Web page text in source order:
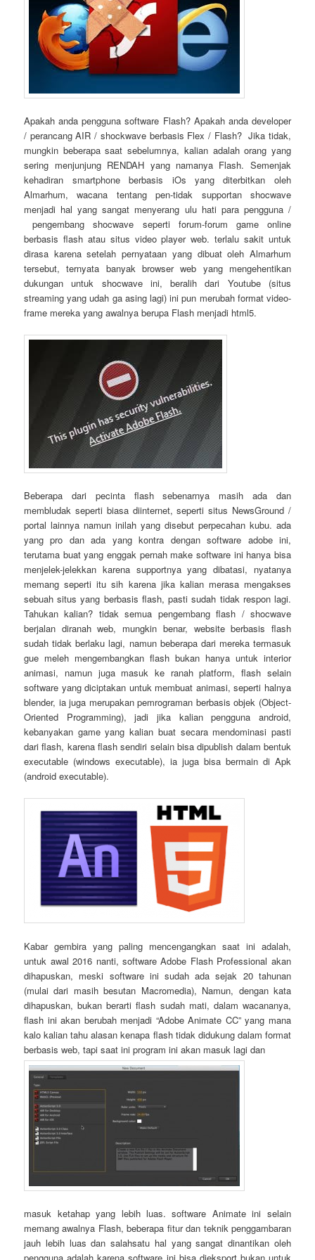
Apakah anda pengguna software Flash? Apakah anda developer
/ perancang AIR / shockwave berbasis Flex / Flash? Jika tidak,
mungkin beberapa saat sebelumnya, kalian adalah orang yang
sering menjunjung RENDAH yang namanya Flash. Semenjak
kehadiran smartphone berbasis iOs yang diterbitkan oleh
Almarhum, wacana tentang pen-tidak supportan shocwave
menjadi hal yang sangat menyerang ulu hati para pengguna /
pengembang shocwave seperti forum-forum game online
berbasis flash atau situs video player web. terlalu sakit untuk
dirasa karena setelah pernyataan yang dibuat oleh Almarhum
tersebut, ternyata banyak browser web yang mengehentikan
dukungan untuk shocwave ini, beralih dari Youtube (situs
streaming yang udah ga asing lagi) ini pun merubah format video-
frame mereka yang awalnya berupa Flash menjadi html5.
Beberapa dari pecinta flash sebenarnya masih ada dan
membludak seperti biasa diinternet, seperti situs NewsGround /
portal lainnya namun inilah yang disebut perpecahan kubu. ada
yang pro dan ada yang kontra dengan software adobe ini,
terutama buat yang enggak pernah make software ini hanya bisa
menjelek-jelekkan karena supportnya yang dibatasi, nyatanya
memang seperti itu sih karena jika kalian merasa mengakses
sebuah situs yang berbasis flash, pasti sudah tidak respon lagi.
Tahukan kalian? tidak semua pengembang flash / shocwave
berjalan diranah web, mungkin benar, website berbasis flash
sudah tidak berlaku lagi, namun beberapa dari mereka termasuk
gue meleh mengembangkan flash bukan hanya untuk interior
animasi, namun juga masuk ke ranah platform, flash selain
software yang diciptakan untuk membuat animasi, seperti halnya
blender, ia juga merupakan pemrograman berbasis objek (Object-
Oriented Programming), jadi jika kalian pengguna android,
kebanyakan game yang kalian buat secara mendominasi pasti
dari flash, karena flash sendiri selain bisa dipublish dalam bentuk
executable (windows executable), ia juga bisa bermain di Apk
(android executable).
Kabar gembira yang paling mencengangkan saat ini adalah,
untuk awal 2016 nanti, software Adobe Flash Professional akan
dihapuskan, meski software ini sudah ada sejak 20 tahunan
(mulai dari masih besutan Macromedia), Namun, dengan kata
dihapuskan, bukan berarti flash sudah mati, dalam wacananya,
flash ini akan berubah menjadi “Adobe Animate CC” yang mana
kalo kalian tahu alasan kenapa flash tidak didukung dalam format
berbasis web, tapi saat ini program ini akan masuk lagi dan
masuk ketahap yang lebih luas. software Animate ini selain
memang awalnya Flash, beberapa fitur dan teknik penggambaran
jauh lebih luas dan salahsatu hal yang sangat dinantikan oleh